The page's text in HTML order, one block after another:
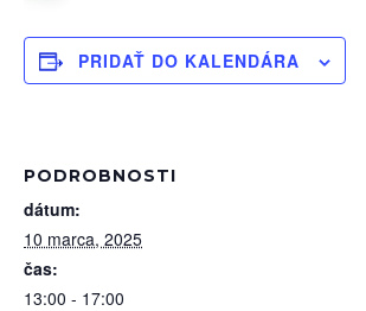
PRIDAŤ DO KALENDÁRA
PODROBNOSTI
dátum:
10 marca, 2025
čas:
13:00 - 17:00